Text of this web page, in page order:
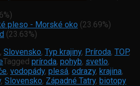
pleso - Morské oko (23.69%)
(23.63%)
, Slovensko, Typ krajiny, Príroda, TOP,
Tagged príroda, pohyb, svetlo,
, vodopády, plesá, odrazy, krajina,
, Slovensko, Západné Tatry, biotopy